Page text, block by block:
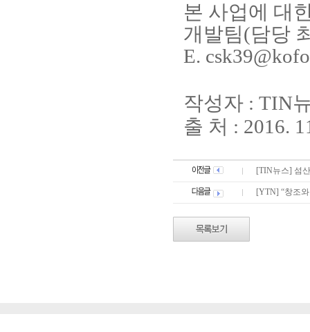
본 사업에 대
개발팀(담당
E.
작성자 : TIN
출 처 : 2016.
[TIN뉴스] 섬
[YTN] “창조